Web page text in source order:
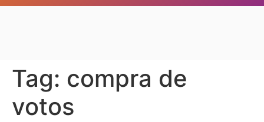
Tag: compra de
votos